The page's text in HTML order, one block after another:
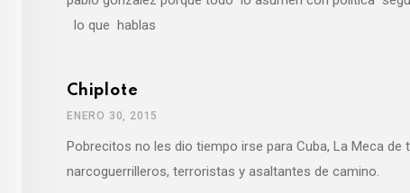
lo que hablas
Chiplote
ENERO 30, 2015
Pobrecitos no les dio tiempo irse para Cuba, La Meca
narcoguerrilleros, terroristas y asaltantes de camino.